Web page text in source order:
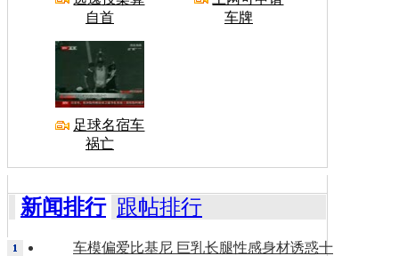
自首
车牌
足球名宿车
祸亡
新闻排行 跟帖排行
车模偏爱比基尼 巨乳长腿性感身材诱惑十